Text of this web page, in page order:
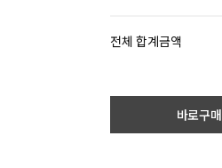
전체 합계금액
바로구매